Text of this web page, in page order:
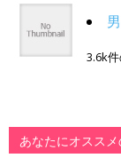
3.6k
あなたにオスス